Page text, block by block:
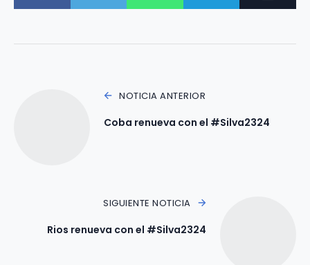
NOTICIA ANTERIOR
Coba renueva con el #Silva2324
SIGUIENTE NOTICIA
Rios renueva con el #Silva2324